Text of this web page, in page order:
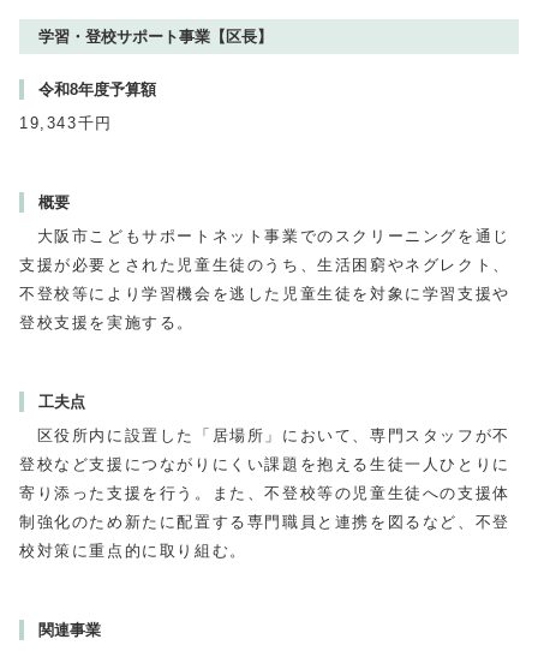
学習・登校サポート事業【区長】
令和8年度予算額
19,343千円
概要
大阪市こどもサポートネット事業でのスクリーニングを通じ
支援が必要とされた児童生徒のうち、生活困窮やネグレクト、
不登校等により学習機会を逃した児童生徒を対象に学習支援や
登校支援を実施する。
工夫点
区役所内に設置した「居場所」において、専門スタッフが不
登校など支援につながりにくい課題を抱える生徒一人ひとりに
寄り添った支援を行う。また、不登校等の児童生徒への支援体
制強化のため新たに配置する専門職員と連携を図るなど、不登
校対策に重点的に取り組む。
関連事業